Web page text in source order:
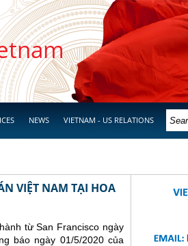
NEWS VIETNAM - US RELATIONS
VIỆT NAM TẠI HOA
từ San Francisco ngày
báo ngày 01/5/2020 của